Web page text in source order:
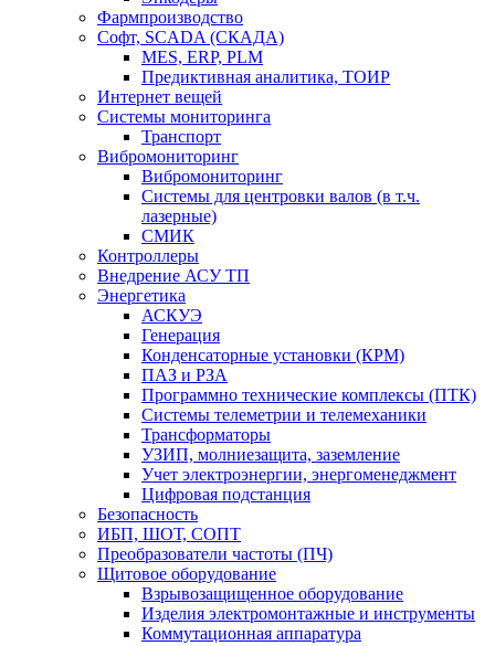
Фармпроизводство
Софт, SCADA (СКАДА)
MES, ERP, PLM
Предиктивная аналитика, ТОИР
Интернет вещей
Системы мониторинга
Транспорт
Вибромониторинг
Вибромониторинг
Системы для центровки валов (в т.ч.
лазерные)
СМИК
Контроллеры
Внедрение АСУ ТП
Энергетика
АСКУЭ
Генерация
Конденсаторные установки (КРМ)
ПАЗ и РЗА
Программно технические комплексы (ПТК)
Системы телеметрии и телемеханики
Трансформаторы
УЗИП, молниезащита, заземление
Учет электроэнергии, энергоменеджмент
Цифровая подстанция
Безопасность
ИБП, ШОТ, СОПТ
Преобразователи частоты (ПЧ)
Щитовое оборудование
Взрывозащищенное оборудование
Изделия электромонтажные и инструменты
Коммутационная аппаратура